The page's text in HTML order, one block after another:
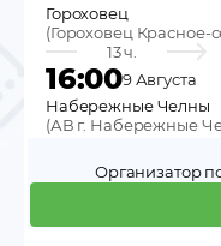
Гороховец
(Гороховец Красное-
13 ч.
16:009 Августа
Набережные Челны
(АВ г. Набережные
Организатор